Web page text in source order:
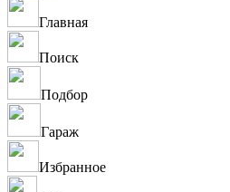
Главная
Поиск
Подбор
Гараж
Избранное